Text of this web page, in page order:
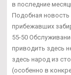
в последние
Подобная новость
прибежавших
55-50
приводить здесь
здесь народ из
(особенно в